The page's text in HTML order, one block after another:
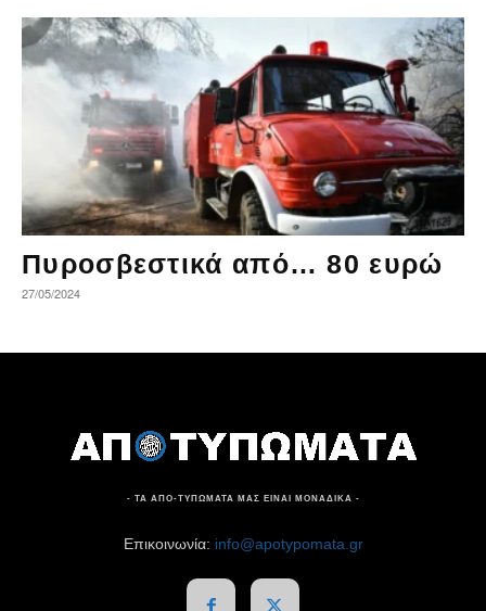
Πυροσβεστικά από… 80 ευρώ
27/05/2024
- ΤΑ ΑΠΟ-ΤΥΠΩΜΑΤΑ ΜΑΣ ΕΙΝΑΙ ΜΟΝΑΔΙΚΑ -
Επικοινωνία: info@apotypomata.gr